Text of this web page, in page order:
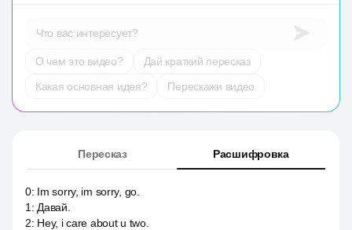
Что вас интересует?
О чем это видео?
Дай краткий пересказ
Какая основная идея?
Перескажи видео
Пересказ Расшифровка
0: Im sorry, im sorry, go.
1 : Давай.
2: Hey, i care about u two.